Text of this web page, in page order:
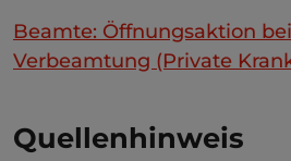
Beamte: Öffnungsaktion bei
Verbeamtung (Private
Quellenhinweis